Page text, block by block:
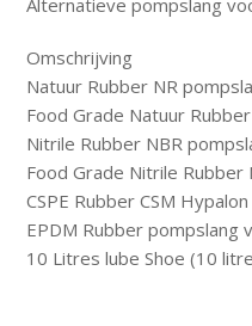
Alternatieve pompslang
Omschrijving
Natuur Rubber NR
Food Grade Natuur
Nitrile Rubber NBR
Food Grade Nitrile Rubber
CSPE Rubber CSM
EPDM Rubber pompslang
10 Litres lube Shoe (10